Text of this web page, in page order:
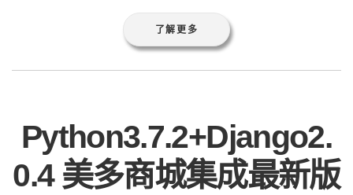
了解更多
Python3.7.2+Django2.
0.4 美多商城集成最新版